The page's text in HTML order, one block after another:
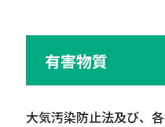
有害物質
大気汚染防止法及び、